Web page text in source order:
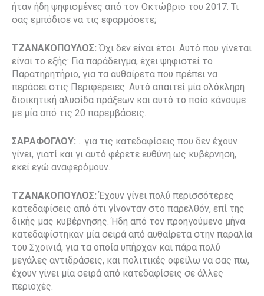
ήταν ήδη ψηφισμένες από τον Οκτώβριο του 2017. Τι
σας εμπόδισε να τις εφαρμόσετε;
ΤΖΑΝΑΚΟΠΟΥΛΟΣ:Όχι δεν είναι έτσι. Αυτό που γίνεται
είναι το εξής: Για παράδειγμα, έχει ψηφιστεί το
Παρατηρητήριο, για τα αυθαίρετα που πρέπει να
περάσει στις Περιφέρειες. Αυτό απαιτεί μία ολόκληρη
διοικητική αλυσίδα πράξεων και αυτό το ποίο κάνουμε
με μία από τις 20 παρεμβάσεις.
ΣΑΡΑΦΟΓΛΟΥ: … για τις κατεδαφίσεις που δεν έχουν
γίνει, γιατί και γι αυτό φέρετε ευθύνη ως κυβέρνηση,
εκεί εγώ αναφερόμουν.
ΤΖΑΝΑΚΟΠΟΥΛΟΣ:Έχουν γίνει πολύ περισσότερες
κατεδαφίσεις από ότι γίνονταν στο παρελθόν, επί της
δικής μας κυβέρνησης. Ήδη από τον προηγούμενο μήνα
κατεδαφίστηκαν μία σειρά από αυθαίρετα στην παραλία
του Σχοινιά, για τα οποία υπήρχαν και πάρα πολύ
μεγάλες αντιδράσεις, και πολιτικές οφείλω να σας πω,
έχουν γίνει μία σειρά από κατεδαφίσεις σε άλλες
περιοχές.